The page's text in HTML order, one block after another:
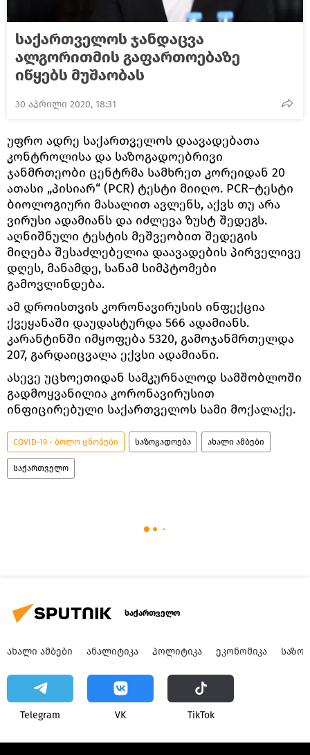
საქართველოს ჯანდაცვა
ალგორითმის გაფართოებაზე
იწყებს მუშაობას
30 აპრილი 2020, 18:31
უფრო ადრე საქართველოს დაავადებათა
კონტროლისა და საზოგადოებრივი
ჯანმრთეობი ცენტრმა სამხრეთ კორეიდან 20
ათასი „პისიარ“ (PCR) ტესტი მიიღო. PCR–ტესტი
ბიოლოგიური მასალით ავლენს, აქვს თუ არა
ვირუსი ადამიანს და იძლევა ზუსტ შედეგს.
აღნიშნული ტესტის მეშვეობით შედეგის
მიღება შესაძლებელია დაავადების პირველივე
დღეს, მანამდე, სანამ სიმპტომები
გამოვლინდება.
ამ დროისთვის კორონავირუსის ინფექცია
ქვეყანაში დაუდასტურდა 566 ადამიანს.
კარანტინში იმყოფება 5320, გამოჯანმრთელდა
207, გარდაიცვალა ექვსი ადამიანი.
ასევე უცხოეთიდან სამკურნალოდ სამშობლოში
გადმოყვანილია კორონავირუსით
ინფიცირებული საქართველოს სამი მოქალაქე.
COVID-19 - ბოლო ცნობები საზოგადოება ახალი ამბები
საქართველო
საქართველო
ᲐᲮᲐᲚᲘ ᲐᲛᲑᲔᲑᲘ ᲐᲜᲐᲚᲘᲢᲘᲙᲐ ᲞᲝᲚᲘᲢᲘᲙᲐ ᲔᲙᲝᲜᲝᲛᲘᲙᲐ
Telegram VK ТikТоk